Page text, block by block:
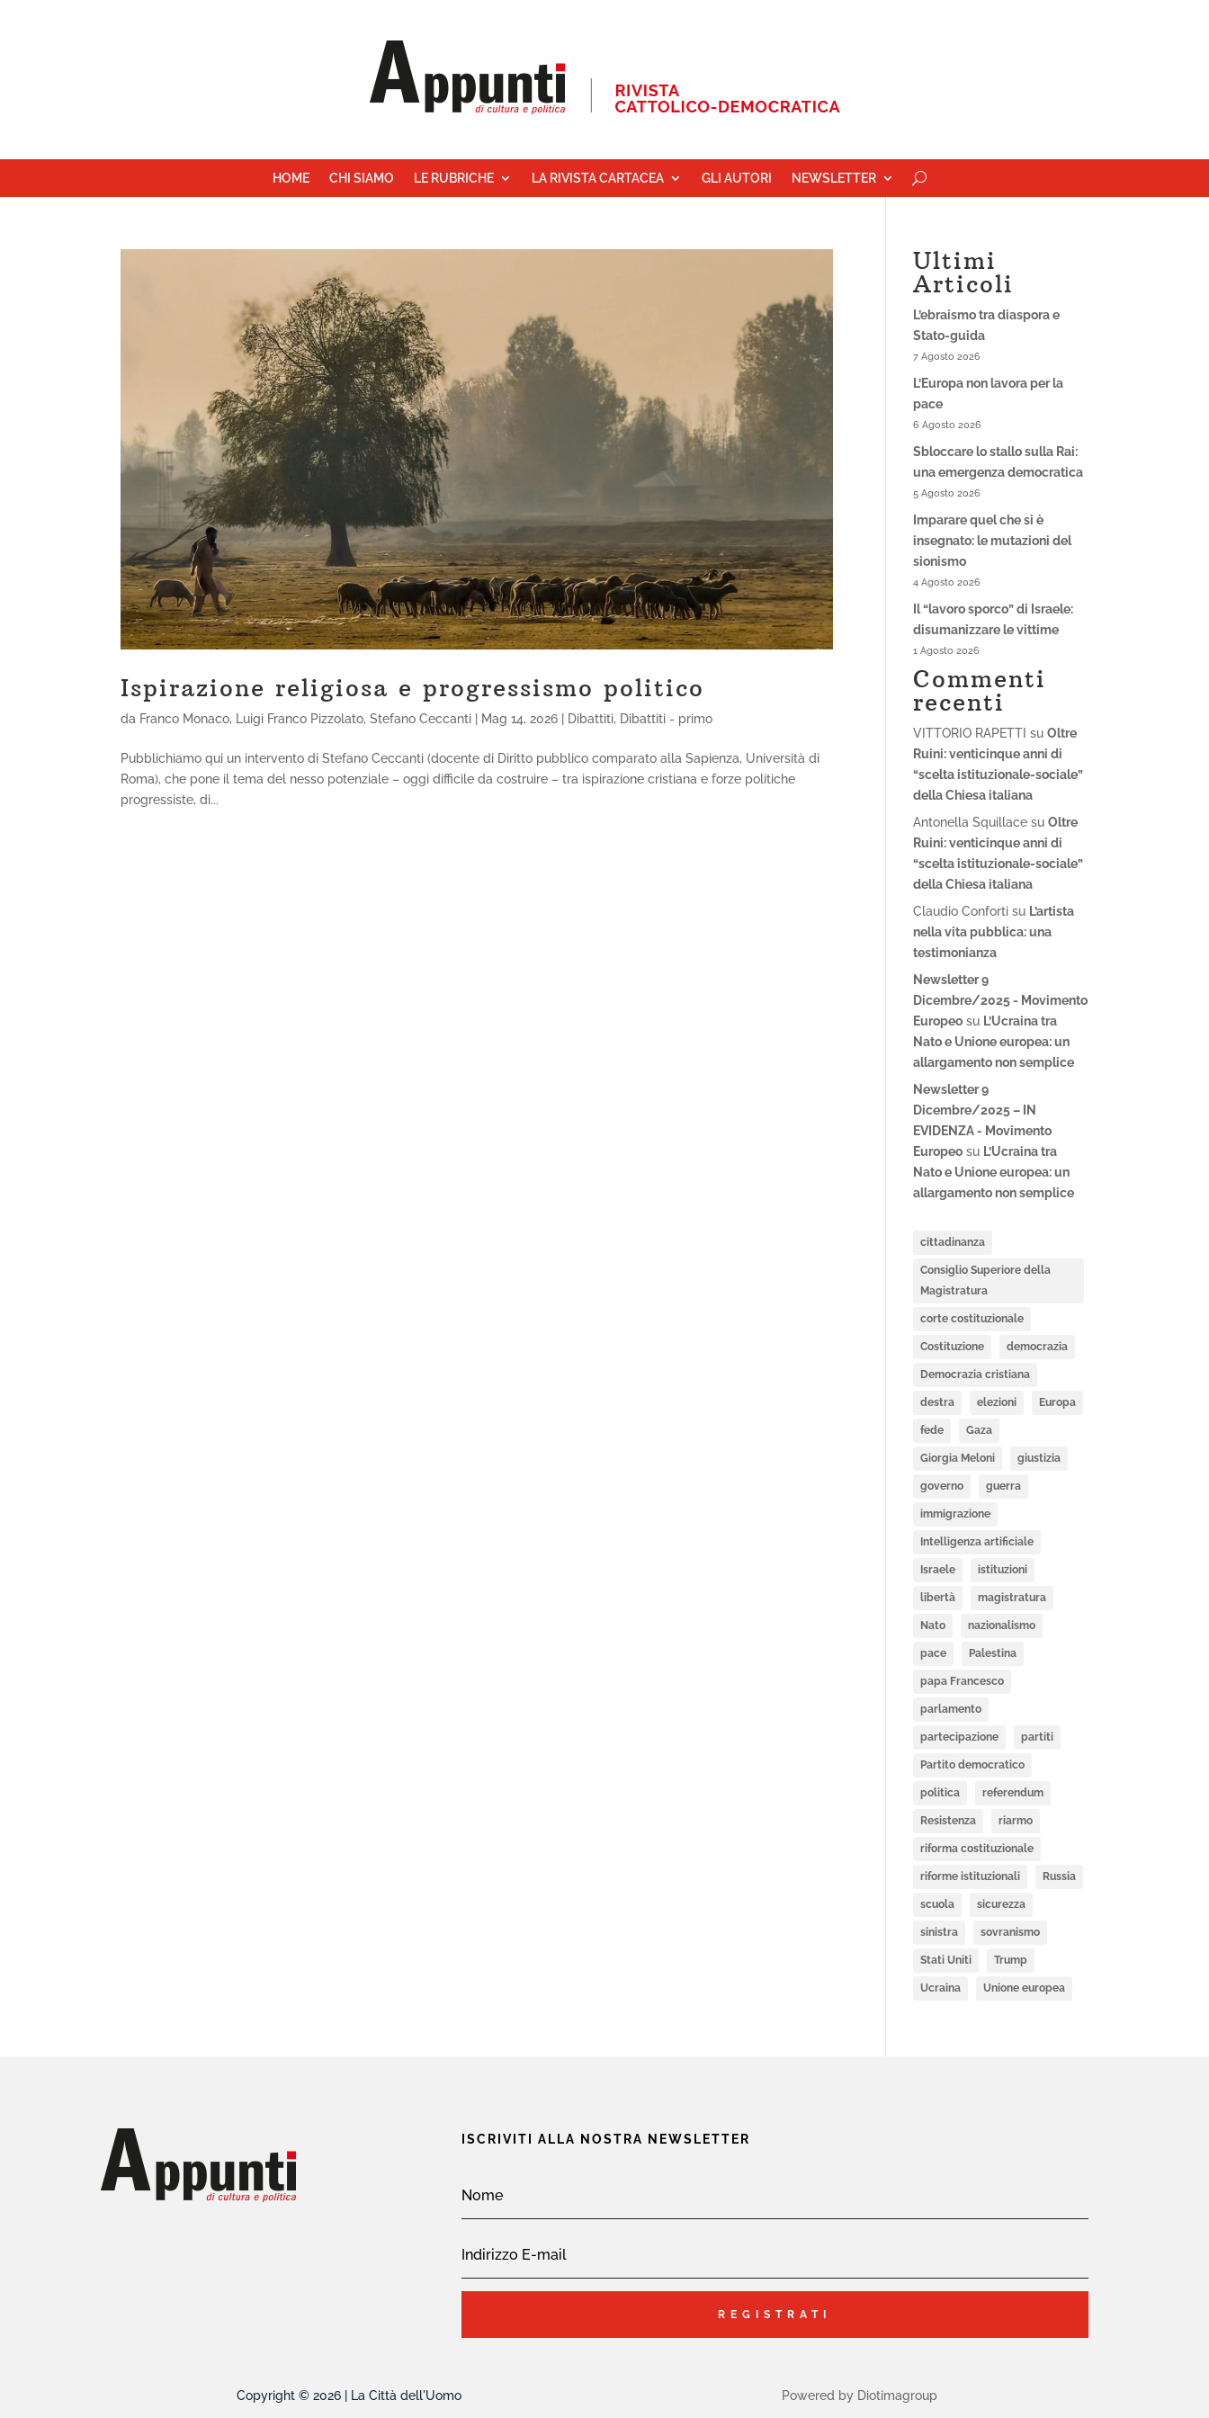
HOME CHI SIAMO LE RUBRICHE LA RIVISTA CARTACEA GLI AUTORI NEWSLETTER
Ispirazione religiosa e progressismo politico
da Franco Monaco, Luigi Franco Pizzolato,Stefano Ceccanti Mag 14, 2026 Dibattiti, Dibattiti - primo
Pubblichiamo qui un intervento di Stefano Ceccanti (docente di Diritto pubblico comparato alla Sapienza, Università di
Roma), che pone il tema del nesso potenziale – oggi difficile da costruire – tra ispirazione cristiana e forze politiche
progressiste, di...
Ultimi
Articoli
L’ebraismo tra diaspora e
Stato-guida
7 Agosto 2026
L’Europa non lavora per la
pace
6 Agosto 2026
Sbloccare lo stallo sulla Rai:
una emergenza democratica
5 Agosto 2026
Imparare quel che si è
insegnato: le mutazioni del
sionismo
4 Agosto 2026
Il “lavoro sporco” di Israele:
disumanizzare le vittime
1 Agosto 2026
Commenti
recenti
VITTORIO RAPETTI suOltre
Ruini: venticinque anni di
“scelta istituzionale-sociale”
della Chiesa italiana
Antonella Squillace suOltre
Ruini: venticinque anni di
“scelta istituzionale-sociale”
della Chiesa italiana
Claudio Conforti su L’artista
nella vita pubblica: una
testimonianza
Newsletter 9
Dicembre/2025 - Movimento
Europeo su L’Ucraina tra
Nato e Unione europea: un
allargamento non semplice
Newsletter 9
Dicembre/2025 – IN
EVIDENZA - Movimento
Europeo su L’Ucraina tra
Nato e Unione europea: un
allargamento non semplice
cittadinanza
Consiglio Superiore della
Magistratura
corte costituzionale
Costituzione democrazia
Democrazia cristiana
destra elezioni Europa
fede Gaza
Giorgia Meloni giustizia
governo guerra
immigrazione
Intelligenza artificiale
Israele istituzioni
libertà magistratura
Nato nazionalismo
pace Palestina
papa Francesco
parlamento
partecipazione partiti
Partito democratico
politica referendum
Resistenza riarmo
riforma costituzionale
riforme istituzionali Russia
scuola sicurezza
sinistra sovranismo
Stati Uniti Trump
Ucraina Unione europea
ISCRIVITI ALLA NOSTRA NEWSLETTER
REGISTRATI
Copyright © 2026 | La Città dell'Uomo Powered by Diotimagroup